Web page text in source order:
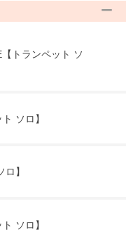
トランペット ソ
ソロ】
】
ソロ】